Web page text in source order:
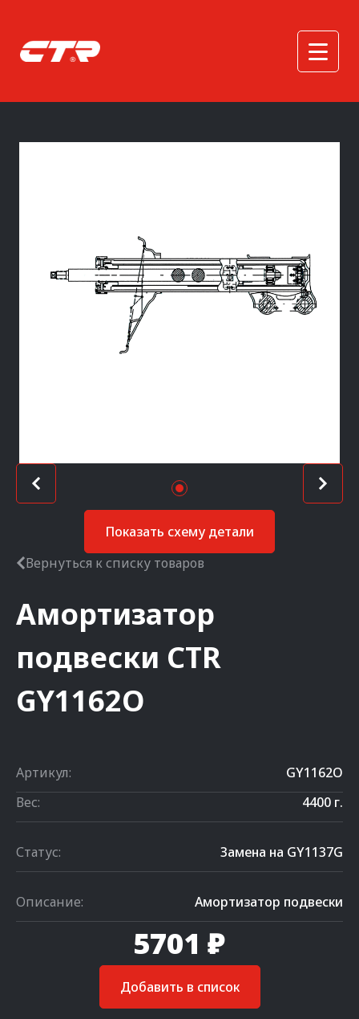
Показать схему детали
Вернуться к списку товаров
Амортизатор
подвески CTR
GY1162O
Артикул:
GY1162O
Вес:
4400 г.
Статус: Замена на GY1137G
Описание: Амортизатор подвески
5701 ₽
Добавить в список